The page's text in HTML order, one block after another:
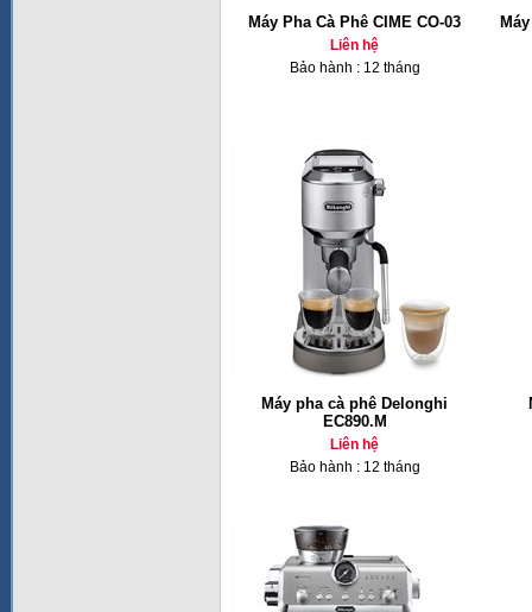
Máy Pha Cà Phê CIME CO-03
Liên hệ
Bảo hành : 12 tháng
Máy pha cà phê Delonghi
EC890.M
Liên hệ
Bảo hành : 12 tháng